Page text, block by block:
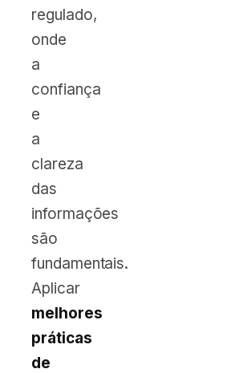
regulado,
onde
a
confiança
e
a
clareza
das
informações
são
fundamentais.
Aplicar
melhores
práticas
de